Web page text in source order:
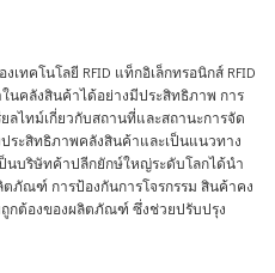
ทคโนโลยี RFID แท็กอิเล็กทรอนิกส์ RFID
คลังสินค้าได้อย่างมีประสิทธิภาพ การ
ลไทม์เกี่ยวกับสถานที่และสถานะการจัด
ะสิทธิภาพคลังสินค้าและเป็นแนวทาง
ป็นบริษัทค้าปลีกยักษ์ใหญ่ระดับโลกได้นำ
ตภัณฑ์ การป้องกันการโจรกรรม สินค้าคง
กต้องของผลิตภัณฑ์ ซึ่งช่วยปรับปรุง